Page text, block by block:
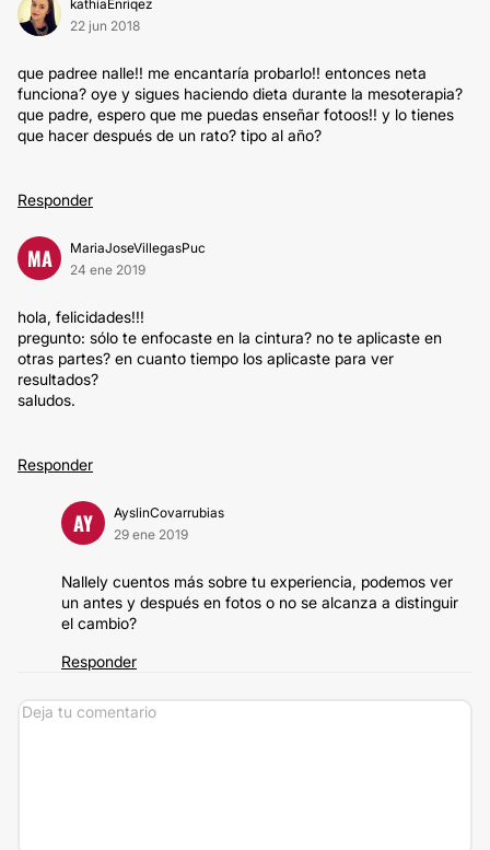
kathiaEnriqez
22 jun 2018
que padree nalle!! me encantaría probarlo!! entonces neta
funciona? oye y sigues haciendo dieta durante la mesoterapia?
que padre, espero que me puedas enseñar fotoos!! y lo tienes
que hacer después de un rato? tipo al año?
Responder
MA
MariaJoseVillegasPuc
24 ene 2019
hola, felicidades!!!
pregunto: sólo te enfocaste en la cintura? no te aplicaste en
otras partes? en cuanto tiempo los aplicaste para ver
resultados?
saludos.
Responder
AY
AyslinCovarrubias
29 ene 2019
Nallely cuentos más sobre tu experiencia, podemos ver
un antes y después en fotos o no se alcanza a distinguir
el cambio?
Responder